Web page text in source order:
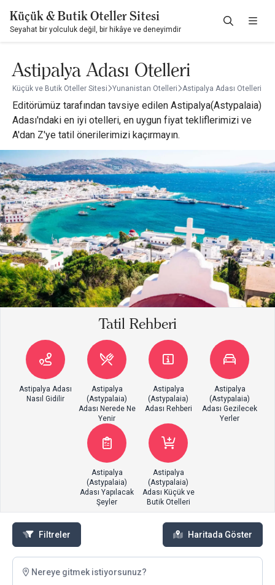
Küçük & Butik Oteller Sitesi
Seyahat bir yolculuk değil, bir hikâye ve deneyimdir
Astipalya Adası Otelleri
Küçük ve Butik Oteller Sitesi Yunanistan Otelleri Astipalya Adası Otelleri
Editörümüz tarafından tavsiye edilen Astipalya(Astypalaia)
Adası'ndaki en iyi otelleri, en uygun fiyat tekliflerimizi ve
A'dan Z'ye tatil önerilerimizi kaçırmayın.
Tatil Rehberi
Astipalya Adası
Nasıl Gidilir
Astipalya
(Astypalaia)
Adası Nerede Ne
Yenir
Astipalya
(Astypalaia)
Adası Rehberi
Astipalya
(Astypalaia)
Adası Gezilecek
Yerler
Astipalya
(Astypalaia)
Adası Yapılacak
Şeyler
Astipalya
(Astypalaia)
Adası Küçük ve
Butik Otelleri
Filtreler Haritada Göster
Nereye gitmek istiyorsunuz?